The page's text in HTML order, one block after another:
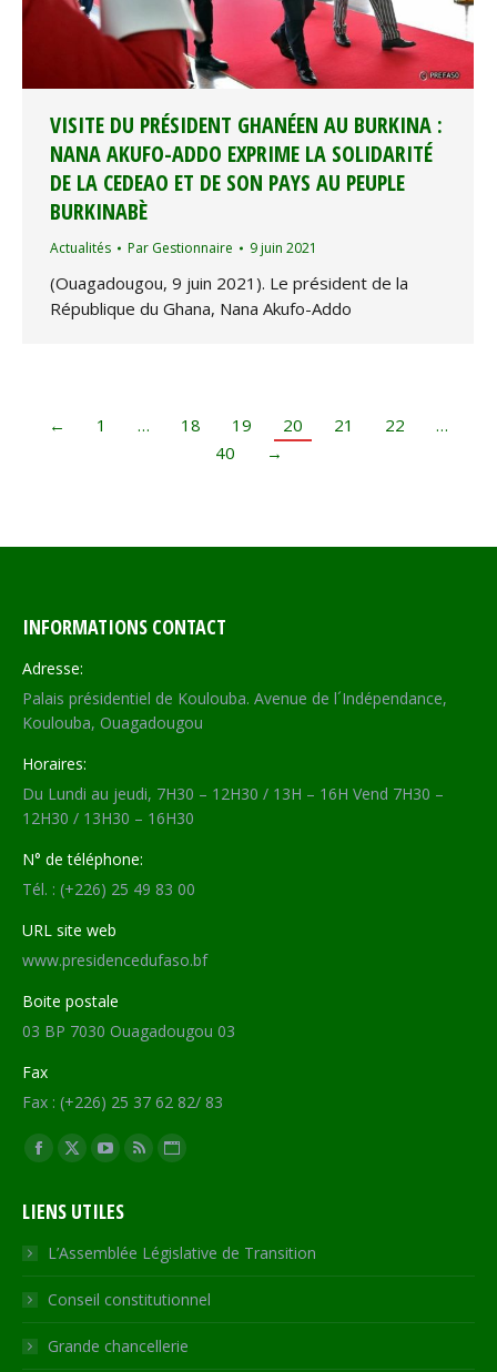
VISITE DU PRÉSIDENT GHANÉEN AU BURKINA :
NANA AKUFO-ADDO EXPRIME LA SOLIDARITÉ
DE LA CEDEAO ET DE SON PAYS AU PEUPLE
BURKINABÈ
Actualités Par Gestionnaire 9 juin 2021
(Ouagadougou, 9 juin 2021). Le président de la
République du Ghana, Nana Akufo-Addo
← 1 … 18 19 20 21 22
…
40
→
INFORMATIONS CONTACT
Adresse:
Palais présidentiel de Koulouba. Avenue de l´Indépendance,
Koulouba, Ouagadougou
Horaires:
Du Lundi au jeudi, 7H30 – 12H30 / 13H – 16H Vend 7H30 –
12H30 / 13H30 – 16H30
N° de téléphone:
Tél. : (+226) 25 49 83 00
URL site web
www.presidencedufaso.bf
Boite postale
03 BP 7030 Ouagadougou 03
Fax
Fax : (+226) 25 37 62 82/ 83
Trouvez nous sur :
Facebook
opens
in
new
window
X
opens
in
new
window
YouTube
opens
in
new
window
RSS
in
new
window
Site
opens
in
new
LIENS UTILES
L’Assemblée Législative de Transition
Conseil constitutionnel
Grande chancellerie